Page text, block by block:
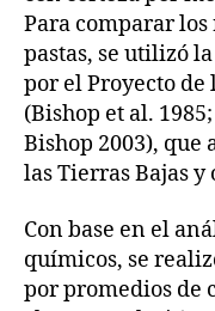
Para comparar
pastas, se utilizó
por el Proyecto
(Bishop et al.
Bishop 2003), que
las Tierras Bajas y
Con base en el
químicos, se
por promedios de